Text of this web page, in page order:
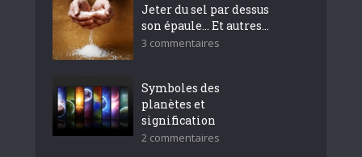
Jeter du sel par dessus
son épaule… Et autres...
3 commentaires
Symboles des
planètes et
signification
2 commentaires